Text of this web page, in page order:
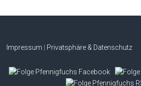
Impressum Privatsphäre & Datenschutz